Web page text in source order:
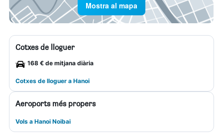
Mostra al mapa
Cotxes de lloguer
168 € de mitjana diària
Cotxes de lloguer a Hanoi
Aeroports més propers
Vols a Hanoi Noibai